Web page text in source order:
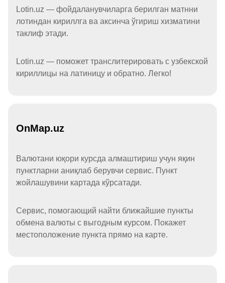
Lotin.uz — фойдаланувчиларга берилган матнни
лотиндан кириллга ва аксинча ўгириш хизматини
таклиф этади.
Lotin.uz — поможет транслитерировать с узбекской
кириллицы на латиницу и обратно. Легко!
OnMap.uz
Валютани юқори курсда алмаштириш учун яқин
пунктларни аниқлаб берувчи сервис. Пункт
жойлашувини картада кўрсатади.
Сервис, помогающий найти ближайшие пункты
обмена валюты с выгодным курсом. Покажет
местоположение пункта прямо на карте.